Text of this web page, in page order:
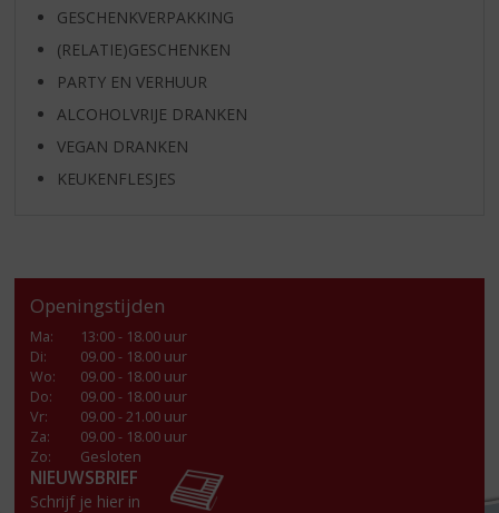
GESCHENKVERPAKKING
(RELATIE)GESCHENKEN
PARTY EN VERHUUR
ALCOHOLVRIJE DRANKEN
VEGAN DRANKEN
KEUKENFLESJES
Openingstijden
Ma:
13:00 - 18.00 uur
Di:
09.00 - 18.00 uur
Wo:
09.00 - 18.00 uur
Do:
09.00 - 18.00 uur
Vr:
09.00 - 21.00 uur
Za:
09.00 - 18.00 uur
Zo:
Gesloten
NIEUWSBRIEF
Schrijf je hier in